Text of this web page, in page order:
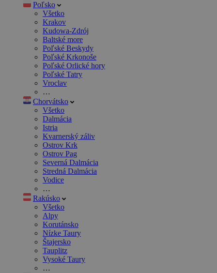
Poľsko
Všetko
Krakov
Kudowa-Zdrój
Baltské more
Poľské Beskydy
Poľské Krkonoše
Poľské Orlické hory
Poľské Tatry
Vroclav
…
Chorvátsko
Všetko
Dalmácia
Istria
Kvarnerský záliv
Ostrov Krk
Ostrov Pag
Severná Dalmácia
Stredná Dalmácia
Vodice
…
Rakúsko
Všetko
Alpy
Korutánsko
Nízke Taury
Štajersko
Tauplitz
Vysoké Taury
…